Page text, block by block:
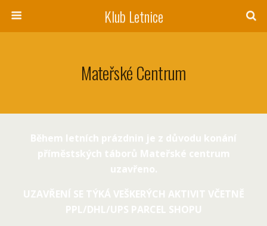
Klub Letnice
Mateřské Centrum
Během letních prázdnin je z důvodu konání
příměstských táborů Mateřské centrum
uzavřeno.
UZAVŘENÍ SE TÝKÁ VEŠKERÝCH AKTIVIT VČETNĚ
PPL/DHL/UPS PARCEL SHOPU